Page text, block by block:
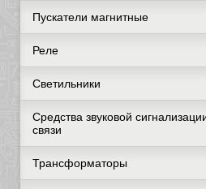
Пускатели магнитные
Реле
Светильники
Средства звуковой
связи
Трансформаторы